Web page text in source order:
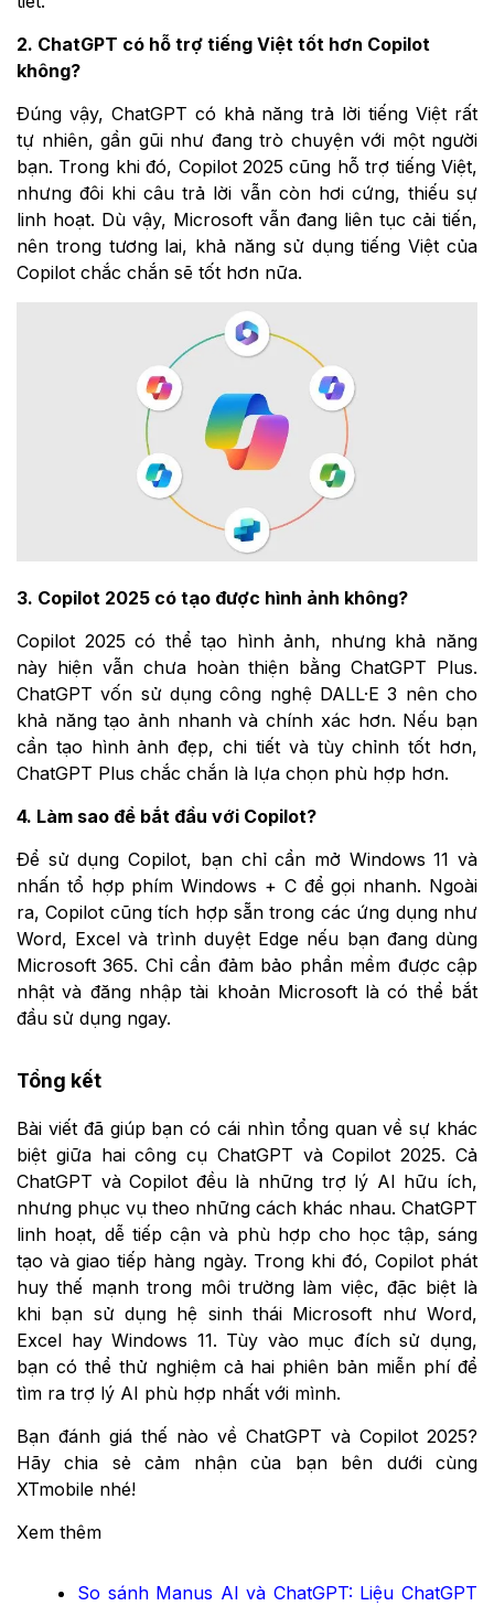
2. ChatGPT có hỗ trợ tiếng Việt tốt hơn Copilot
không?
Đúng vậy, ChatGPT có khả năng trả lời tiếng Việt rất
tự nhiên, gần gũi như đang trò chuyện với một người
bạn. Trong khi đó, Copilot 2025 cũng hỗ trợ tiếng Việt,
nhưng đôi khi câu trả lời vẫn còn hơi cứng, thiếu sự
linh hoạt. Dù vậy, Microsoft vẫn đang liên tục cải tiến,
nên trong tương lai, khả năng sử dụng tiếng Việt của
Copilot chắc chắn sẽ tốt hơn nữa.
3. Copilot 2025 có tạo được hình ảnh không?
Copilot 2025 có thể tạo hình ảnh, nhưng khả năng
này hiện vẫn chưa hoàn thiện bằng ChatGPT Plus.
ChatGPT vốn sử dụng công nghệ DALL·E 3 nên cho
khả năng tạo ảnh nhanh và chính xác hơn. Nếu bạn
cần tạo hình ảnh đẹp, chi tiết và tùy chỉnh tốt hơn,
ChatGPT Plus chắc chắn là lựa chọn phù hợp hơn.
4. Làm sao để bắt đầu với Copilot?
Để sử dụng Copilot, bạn chỉ cần mở Windows 11 và
nhấn tổ hợp phím Windows + C để gọi nhanh. Ngoài
ra, Copilot cũng tích hợp sẵn trong các ứng dụng như
Word, Excel và trình duyệt Edge nếu bạn đang dùng
Microsoft 365. Chỉ cần đảm bảo phần mềm được cập
nhật và đăng nhập tài khoản Microsoft là có thể bắt
đầu sử dụng ngay.
Tổng kết
Bài viết đã giúp bạn có cái nhìn tổng quan về sự khác
biệt giữa hai công cụ ChatGPT và Copilot 2025. Cả
ChatGPT và Copilot đều là những trợ lý AI hữu ích,
nhưng phục vụ theo những cách khác nhau. ChatGPT
linh hoạt, dễ tiếp cận và phù hợp cho học tập, sáng
tạo và giao tiếp hàng ngày. Trong khi đó, Copilot phát
huy thế mạnh trong môi trường làm việc, đặc biệt là
khi bạn sử dụng hệ sinh thái Microsoft như Word,
Excel hay Windows 11. Tùy vào mục đích sử dụng,
bạn có thể thử nghiệm cả hai phiên bản miễn phí để
tìm ra trợ lý AI phù hợp nhất với mình.
Bạn đánh giá thế nào về ChatGPT và Copilot 2025?
Hãy chia sẻ cảm nhận của bạn bên dưới cùng
XTmobile nhé!
Xem thêm
So sánh Manus AI và ChatGPT: Liệu ChatGPT